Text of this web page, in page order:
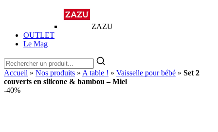
ZAZU
OUTLET
Le Mag
Accueil » Nos produits » A table ! » Vaisselle pour bébé » Set 2
couverts en silicone & bambou – Miel
-40%